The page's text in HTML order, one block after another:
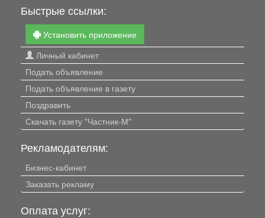
Быстрые ссылки:
Установить приложение
Личный кабинет
Подать объявление
Подать объявление в газету
Поздравить
Скачать газету "Частник-М"
Рекламодателям:
Бизнес-кабинет
Заказать рекламу
Оплата услуг: